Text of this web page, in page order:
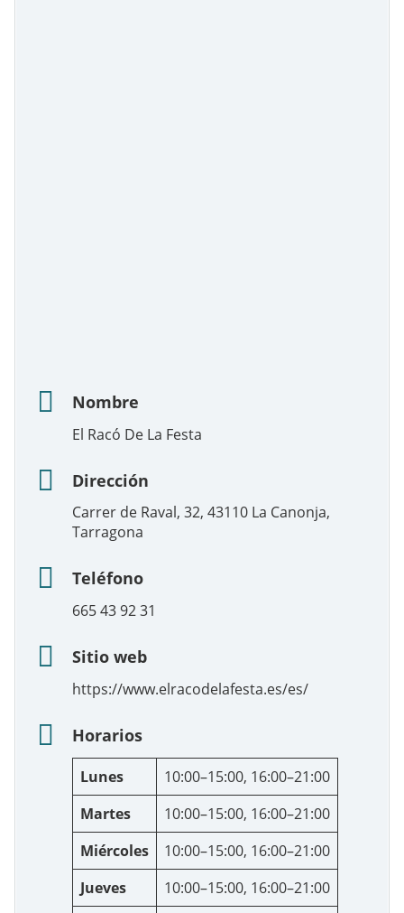
Nombre
El Racó De La Festa
Dirección
Carrer de Raval, 32, 43110 La Canonja,
Tarragona
Teléfono
665 43 92 31
Sitio web
https://www.elracodelafesta.es/es/
Horarios
Lunes
10:00–15:00, 16:00–21:00
Martes
10:00–15:00, 16:00–21:00
Miércoles
10:00–15:00, 16:00–21:00
Jueves
10:00–15:00, 16:00–21:00